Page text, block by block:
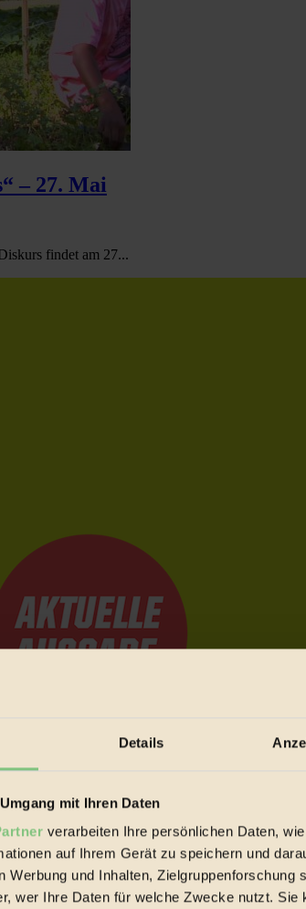
Details
mit Ihren Daten
verarbeiten Ihre persönlichen Daten,
auf Ihrem Gerät zu speichern und
Werbung und Inhalten,
wer Ihre Daten für welche Zwecke nutzt.
– 27. Mai
findet am 27...
seine Bewegungen festzuhalten.
vorbeischauen.
inziwschen oft zu Hause.
voll wieder zu dir zurückkommen.